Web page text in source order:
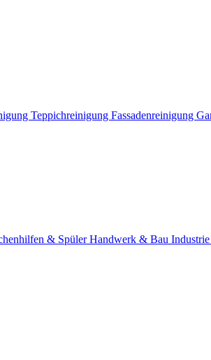
Teppichreinigung Fassadenreinigung
& SpülerHandwerk & Bau Industrie